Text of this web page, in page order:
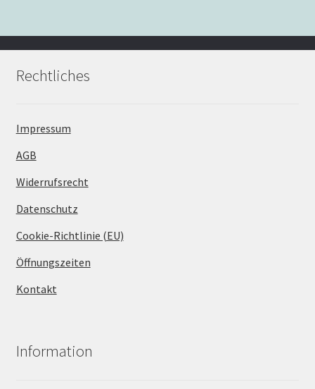
Rechtliches
Impressum
AGB
Widerrufsrecht
Datenschutz
Cookie-Richtlinie (EU)
Öffnungszeiten
Kontakt
Information